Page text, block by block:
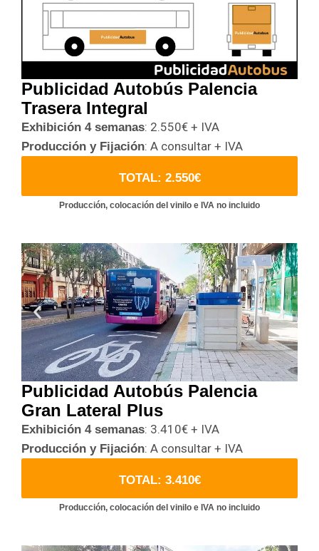
Publicidad Autobús Palencia
Trasera Integral
Exhibición 4 semanas: 2.550€ + IVA
Producción y Fijación: A consultar + IVA
TOTAL: 2.550€
Producción, colocación del vinilo e IVA no incluido
Publicidad Autobús Palencia
Gran Lateral Plus
Exhibición 4 semanas: 3.410€ + IVA
Producción y Fijación: A consultar + IVA
TOTAL: 3.410€
Producción, colocación del vinilo e IVA no incluido